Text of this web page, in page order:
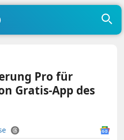
Pro für
Gratis-App des